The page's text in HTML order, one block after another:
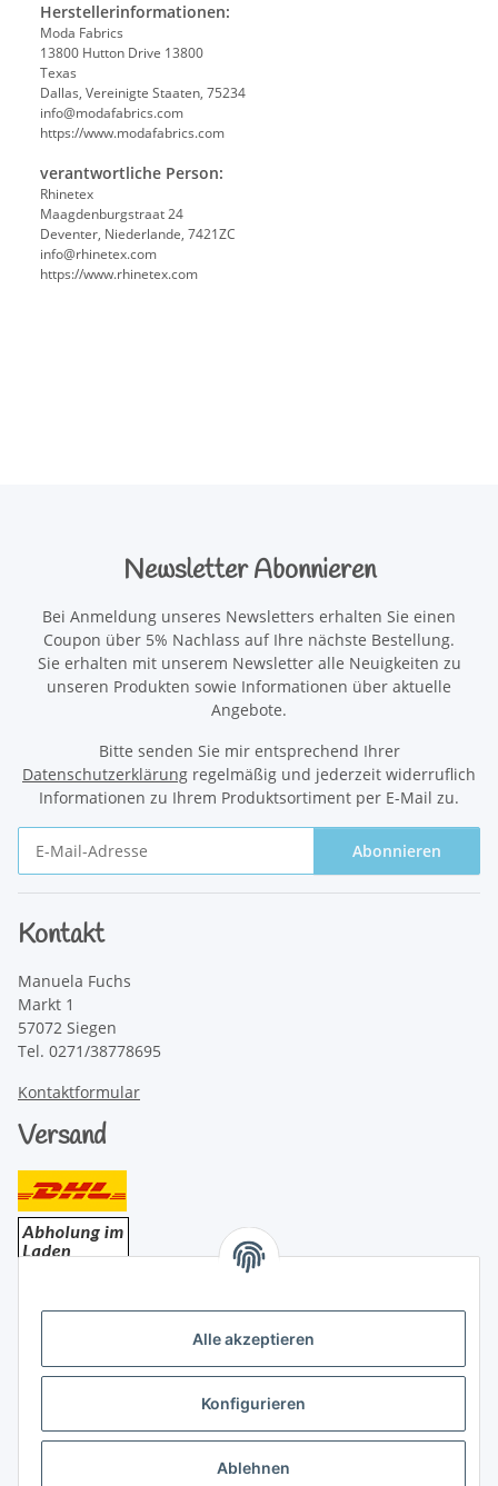
Alle akzeptieren
Konfigurieren
Ablehnen
Herstellerinformationen:
Moda Fabrics
13800 Hutton Drive 13800
Texas
Dallas, Vereinigte Staaten, 75234
info@modafabrics.com
https://www.modafabrics.com
verantwortliche Person:
Rhinetex
Maagdenburgstraat 24
Deventer, Niederlande, 7421ZC
info@rhinetex.com
https://www.rhinetex.com
Newsletter Abonnieren
Bei Anmeldung unseres Newsletters erhalten Sie einen
Coupon über 5% Nachlass auf Ihre nächste Bestellung.
Sie erhalten mit unserem Newsletter alle Neuigkeiten zu
unseren Produkten sowie Informationen über aktuelle
Angebote.
Bitte senden Sie mir entsprechend Ihrer
Datenschutzerklärung regelmäßig und jederzeit widerruflich
Informationen zu Ihrem Produktsortiment per E-Mail zu.
Abonnieren
Kontakt
Manuela Fuchs
Markt 1
57072 Siegen
Tel. 0271/38778695
Kontaktformular
Versand